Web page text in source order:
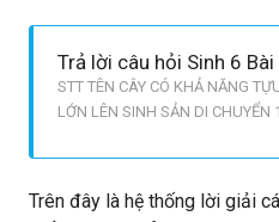
Trả lời câu hỏi Sinh 6
STT TÊN CÂY CÓ KHẢ NĂNG
LỚN LÊN SINH SẢN DI
+ 5 Cây xương rồng + + +
hướng về phía có nguồn sáng
Trên đây là hệ thống lời giải